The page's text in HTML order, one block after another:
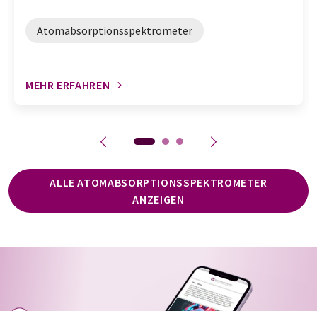
Atomabsorptionsspektrometer
MEHR ERFAHREN
ALLE ATOMABSORPTIONSSPEKTROMETER
ANZEIGEN